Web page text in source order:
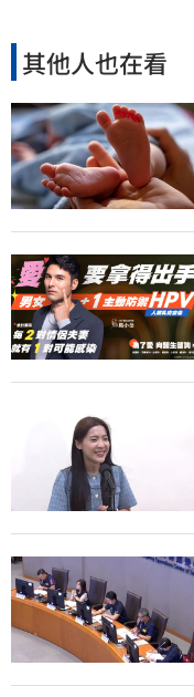
其他人也在看